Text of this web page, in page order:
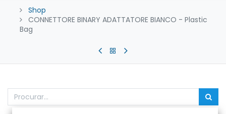
Shop
CONNETTORE BINARY ADATTATORE BIANCO - Plastic
Bag